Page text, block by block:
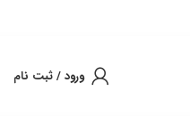
ورود / ثبت نام